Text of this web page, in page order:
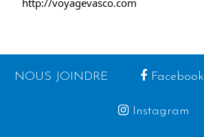
NOUS JOINDRE Facebook
Instagram